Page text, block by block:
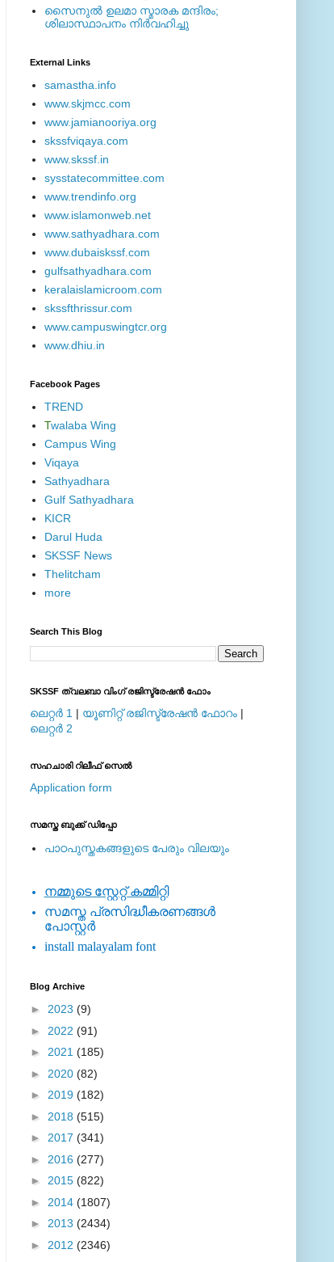
സൈനുല്‍ ഉലമാ സ്മാരക മന്ദിരം;
ശിലാസ്ഥാപനം നിര്‍വഹിച്ചു
External ‎Links
samastha.info
www.skjmcc.com
www.jamianooriya.org
skssfviqaya.com
www.skssf.in
sysstatecommittee.com
www.trendinfo.org
www.islamonweb.net
www.sathyadhara.com
www.dubaiskssf.com
gulfsathyadhara.com
keralaislamicroom.com
skssfthrissur.com
www.campuswingtcr.org
www.dhiu.in
Facebook Pages
TREND
Twalaba Wing
Campus Wing
Viqaya
Sathyadhara
Gulf Sathyadhara
KICR
Darul Huda
SKSSF News
Thelitcham
more
Search This Blog
SKSSF ത്വലബാ വിംഗ് രജിസ്ട്രേഷന്‍ ഫോം
ലെറ്റര്‍ 1 | യൂണിറ്റ് രജിസ്ട്രേഷന്‍ ഫോറം |
ലെറ്റര്‍ 2
സഹചാരി റിലീഫ് സെല്‍
Application form
സമസ്ത ബുക്ക് ഡിപ്പോ
പാഠപുസ്തകങ്ങളുടെ പേരും വിലയും
നമ്മുടെ സ്റ്റേറ്റ് കമ്മിറ്റി
സമസ്ത പ്രസിദ്ധീകരണങ്ങള്‍
പോസ്റ്റര്‍
install malayalam font
Blog Archive
► 2023 (9)
► 2022 (91)
► 2021 (185)
► 2020 (82)
► 2019 (182)
► 2018 (515)
► 2017 (341)
► 2016 (277)
► 2015 (822)
► 2014 (1807)
► 2013 (2434)
► 2012 (2346)